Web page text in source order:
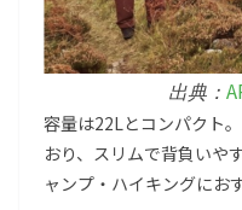
出典：
容量は22Lとコンパクト
おり、スリムで背負いや
ャンプ・ハイキングにお